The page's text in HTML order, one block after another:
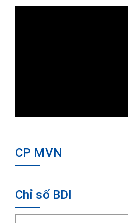
CP MVN
Chỉ số BDI